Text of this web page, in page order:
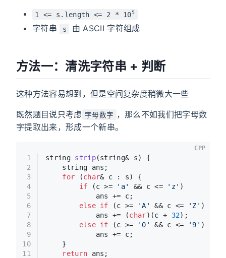
1 <= s.length <= 2 * 105
字符串 s 由 ASCII 字符组成
方法一：清洗字符串 + 判断
这种方法容易想到，但是空间复杂度稍微大一些
既然题目说只考虑 字母数字 ，那么不如我们把字母数
字提取出来，形成一个新串。
1
2
3
4
5
6
7
8
9
10
11
string strip(string& s)
{
    string ans;
for (char& c : s) {
if (c >= 'a' && c <= 'z' )
            ans += c;
else if (c >= 'A' && c <= 'Z' )
            ans += (
char)(c + 32);
else if (c >= '0' && c <= '9' )
            ans += c;
    }
return ans;
CPP